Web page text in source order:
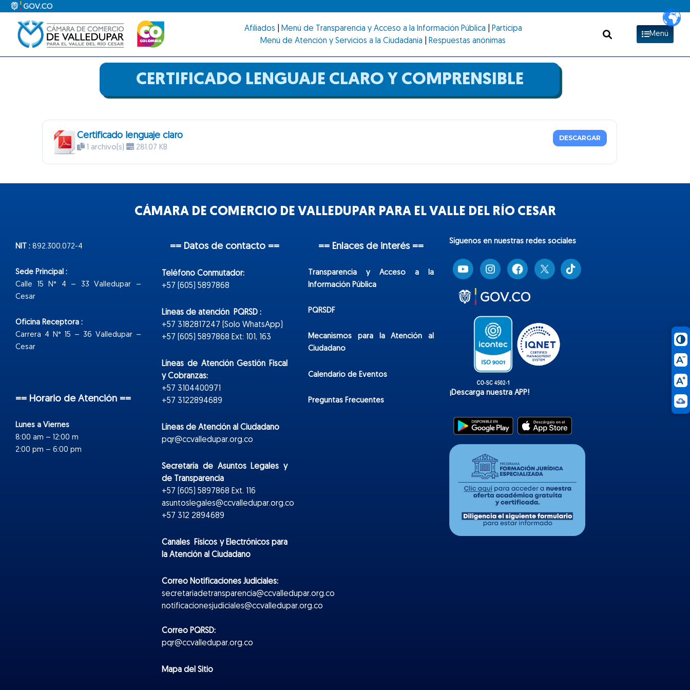
contenido
Afiliados Menú de Transparencia y Acceso a la Información Pública
Participa
Menú de Atención y Servicios a la Ciudadanía
Respuestas anónimas
Menú
CERTIFICADO LENGUAJE CLARO Y COMPRENSIBLE
Certificado lenguaje claro
1 archivo(s) 281.07 KB
DESCARGAR
CÁMARA DE COMERCIO DE VALLEDUPAR PARA EL VALLE DEL RÍO CESAR
NIT : 892.300.072-4
Sede Principal :
Calle 15 N° 4 – 33 Valledupar –
Cesar
Oficina Receptora :
Carrera 4 N° 15 – 36 Valledupar –
Cesar
== Horario de Atención ==
Lunes a Viernes
8:00 am – 12:00 m
2:00 pm – 6:00 pm
== Datos de contacto ==
Teléfono Conmutador:
+57 (605) 5897868
Líneas de atención PQRSD :
+57 3182817247 (Solo WhatsApp)
+57 (605) 5897868 Ext: 101, 163
Líneas de Atención Gestión Fiscal
y Cobranzas:
+57 3104400971
+57 3122894689
Líneas de Atención al Ciudadano
pqr@ccvalledupar.org.co
Secretaría de Asuntos Legales y
de Transparencia
+57 (605) 5897868 Ext. 116
asuntoslegales@ccvalledupar.org.co
+57 312 2894689
Canales Físicos yElectrónicospara
la Atención al Ciudadano
Correo Notificaciones Judiciales:
secretariadetransparencia@ccvalledupar.org.co
notificacionesjudiciales@ccvalledupar.org.co
Correo PQRSD:
pqr@ccvalledupar.org.co
Mapa del Sitio
== Enlaces de interés ==
Transparencia y Acceso a la
Información Pública
PQRSDF
Mecanismos para la Atención al
Ciudadano
Calendario de Eventos
Preguntas Frecuentes
Síguenos en nuestras redes sociales
T
i
k
¡Descarga nuestra APP!